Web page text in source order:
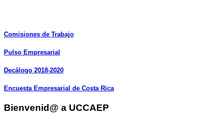
Comisiones de Trabajo
Pulso Empresarial
Decálogo 2018-2020
Encuesta Empresarial de Costa Rica
Bienvenid@ a UCCAEP